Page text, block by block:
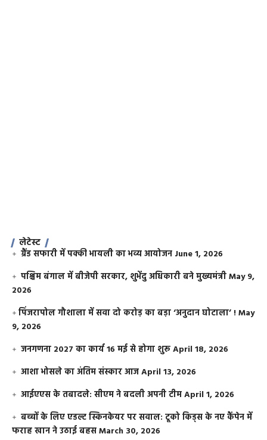
लेटेस्ट
ग्रैंड सफारी में पक्की भायली का भव्य आयोजन June 1, 2026
पश्चिम बंगाल में बीजेपी सरकार, शुभेंदु अधिकारी बने मुख्यमंत्रीMay 9,
2026
​पिंजरापोल गौशाला में सवा दो करोड़ का बड़ा ‘अनुदान घोटाला’ !May
9, 2026
जनगणना 2027 का कार्य 16 मई से होगा शुरूApril 18, 2026
आशा भोसले का अंतिम संस्कार आजApril 13, 2026
आईएएस के तबादले: सीएम ने बदली अपनी टीमApril 1, 2026
बच्चों के लिए एडल्ट स्किनकेयर पर सवाल: टूको किड्स के नए कैंपेन में
फराह खान ने उठाई बहसMarch 30, 2026